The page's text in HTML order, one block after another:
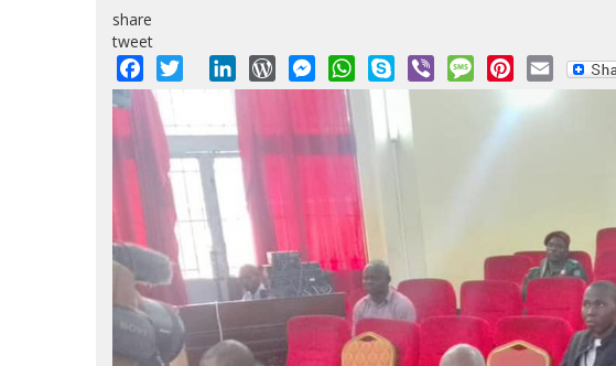
share
tweet
Facebook
Twitter LinkedInWordPressMessengerWhatsApp
Skype Viber MessagePinterest
Email